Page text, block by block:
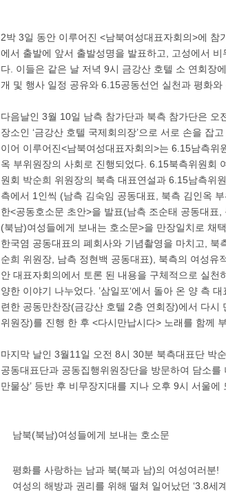
2박 3일 동안 이루어진 <남북여성대표자회의>에
에서 출발에 앞서 출발성명을 발표하고, 고성에서
다. 이들은 같은 날 저녁 9시 금강산 호텔 소 연회장
개 및 행사 일정 공유와 6.15공동선언 실천과 평화
다음날인 3월 10일 남측 참가단과 북측 참가단은
장소인 ‘금강산 호텔 국제회의장’으로 서로 손을 잡
이어 이루어진<남북여성대표자회의>는 6.15남측
옥 부위원장의 사회로 진행되었다. 6.15북측위원회
원회 박순희 위원장의 북측 대표연설과 6.15남측위
측에서 1인씩 (남측 김숙임 공동대표, 북측 김인옥
한<공동호소문 초안>을 발표(남측 조순태 공동대
(북남)여성들에게 보내는 호소문>을 만장일치로 채
한국염 공동대표의 폐회사와 기념촬영을 마치고,
순희 위원장, 남측 정현백 공동대표), 북측의 여성유
안 대표자회의에서 토론 된 내용을 구체적으로 실천
양한 이야기 나누었다. ’삼일포‘에서 돌아 온 양 측
련한 공동만찬장(금강산 호텔 2층 연회장)에서 다
위원장)를 진행 한 후 <다시만납시다> 노래를 함께
마지막 날인 3월11일 오전 8시 30분 북측대표단 박
공동대표단과 공동집행위원장단을 방문하여 담소
만물상’ 등반 후 비무장지대를 지나 오후 9시 서울에
남북(북남)여성들에게 보내는 호소문
평화를 사랑하는 남과 북(북과 남)의 여성여러분!
여성의 해방과 권리를 위해 떨쳐 일어났던 ‘3.8세